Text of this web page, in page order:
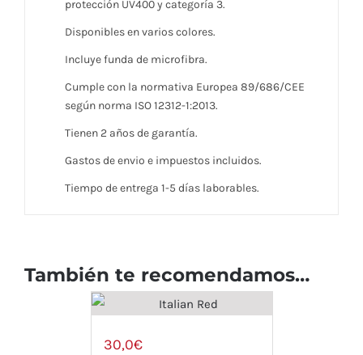
protección UV400 y categoría 3.
Disponibles en varios colores.
Incluye funda de microfibra.
Cumple con la normativa Europea 89/686/CEE
según norma ISO 12312-1:2013.
Tienen 2 años de garantía.
Gastos de envio e impuestos incluidos.
Tiempo de entrega 1-5 días laborables.
También te recomendamos…
30,0€